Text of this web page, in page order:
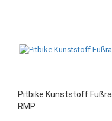
Pitbike Kunststoff
RMP